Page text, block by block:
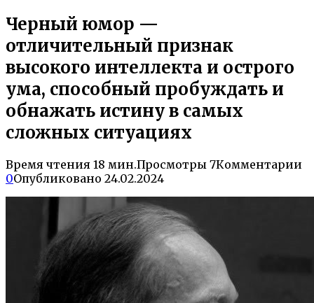
Черный юмор —
отличительный признак
высокого интеллекта и острого
ума, способный пробуждать и
обнажать истину в самых
сложных ситуациях
Время чтения 18 мин.Просмотры 7Комментарии
0Опубликовано 24.02.2024